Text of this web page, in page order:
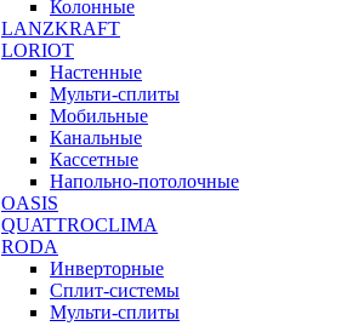
Колонные
LANZKRAFT
LORIOT
Настенные
Мульти-сплиты
Мобильные
Канальные
Кассетные
Напольно-потолочные
OASIS
QUATTROCLIMA
RODA
Инверторные
Сплит-системы
Мульти-сплиты